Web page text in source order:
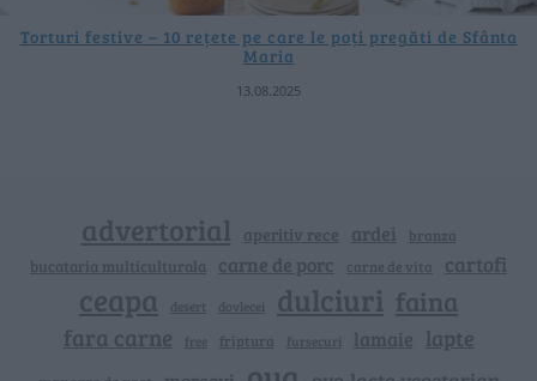
Torturi festive – 10 rețete pe care le poți pregăti de Sfânta
Maria
13.08.2025
advertorial aperitiv rece ardei branza
bucataria multiculturala carne de porc carne de vita cartofi
ceapa desert dovlecei dulciuri faina
fara carne free friptura fursecuri lamaie lapte